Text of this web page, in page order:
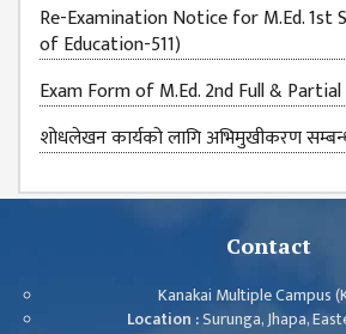
Re-Examination Notice for M.Ed. 1st
of Education-511)
Exam Form of M.Ed. 2nd Full &
शोधलेखन कार्यको लागि अभिमुखीकरण
Contact
Kanakai Multiple Campus
Location :Surunga, Jhapa,